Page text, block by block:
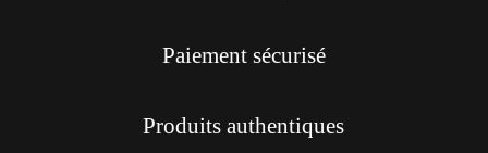
Paiement sécurisé
Produits authentiques